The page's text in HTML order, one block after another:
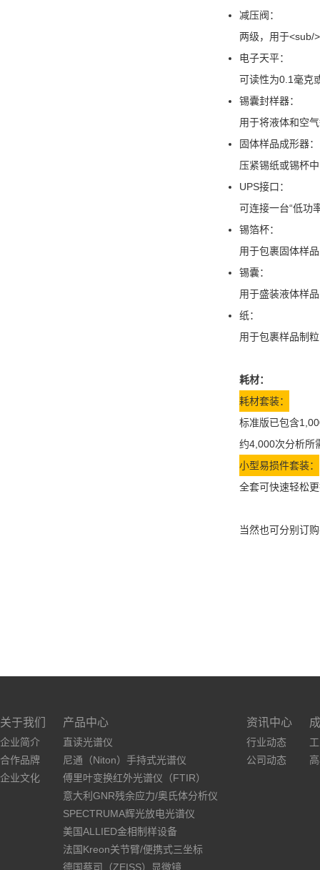
减压阀：
两级，用于<sub/
电子天平：
可读性为0.1毫克
锡囊封样器：
用于将液体和空
固体样品成形器：
压紧锡纸或锡杯
UPS接口：
可连接一台“低功
锡箔杯：
用于包裹固体样品
锡囊：
用于盛装液体样品
纸：
用于包裹样品制粒
耗材：
耗材套装：
标准版已包含
约4,000次分析所
小型易损件套装：
全套可快速轻松
当然也可分别订
关于我们
企业简介
合作品牌
企业文化
产品中心
直读光谱仪
尼通（Niton）手持式光谱仪
傅里叶变换红外光谱仪（FTIR）
意大利GNR残余应力/奥氏体分析仪
SPECTRUMA辉光放电光谱仪
美国ALLIED金相制样设备
法国Kreon关节臂/便携式三坐标
德国蔡司（ZEISS）显微镜
资讯中心
行业动态
公司动态